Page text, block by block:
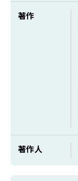
著作
著作人